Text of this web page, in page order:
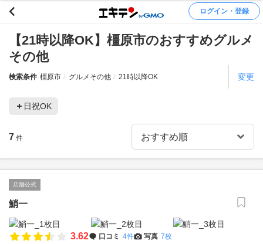
ログイン・登録
【21時以降OK】橿原市のおすすめグルメ
その他
検索条件 橿原市 グルメその他 21時以降OK 変更
日祝OK
7 件
店舗公式
鮹一
3.62 口コミ 4件 写真 7枚